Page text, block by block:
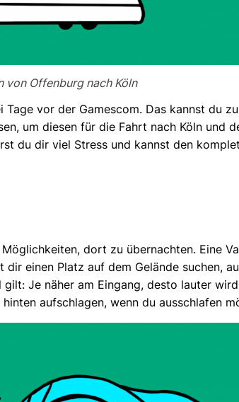
von Offenburg nach Köln
vor der Gamescom. Das kannst du
um diesen für die Fahrt nach Köln und
du dir viel Stress und kannst den
dort zu übernachten. Eine
einen Platz auf dem Gelände suchen,
Je näher am Eingang, desto lauter
aufschlagen, wenn du ausschlafen